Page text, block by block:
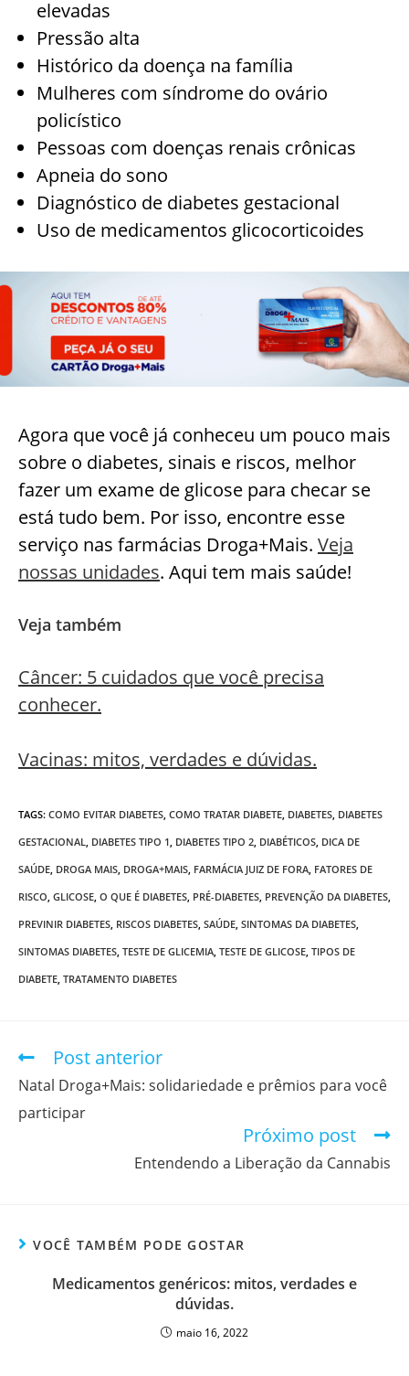
elevadas
Pressão alta
Histórico da doença na família
Mulheres com síndrome do ovário
policístico
Pessoas com doenças renais crônicas
Apneia do sono
Diagnóstico de diabetes gestacional
Uso de medicamentos glicocorticoides
Agora que você já conheceu um pouco mais
sobre o diabetes, sinais e riscos, melhor
fazer um exame de glicose para checar se
está tudo bem. Por isso, encontre esse
serviço nas farmácias Droga+Mais. Veja
nossas unidades. Aqui tem mais saúde!
Veja também
Câncer: 5 cuidados que você precisa
conhecer.
Vacinas: mitos, verdades e dúvidas.
TAGS: COMO EVITAR DIABETES, COMO TRATAR DIABETE, DIABETES, DIABETES
GESTACIONAL, DIABETES TIPO 1, DIABETES TIPO 2, DIABÉTICOS, DICA DE
SAÚDE, DROGA MAIS, DROGA+MAIS, FARMÁCIA JUIZ DE FORA, FATORES DE
RISCO, GLICOSE, O QUE É DIABETES, PRÉ-DIABETES, PREVENÇÃO DA DIABETES,
PREVINIR DIABETES, RISCOS DIABETES, SAÚDE, SINTOMAS DA DIABETES,
SINTOMAS DIABETES, TESTE DE GLICEMIA, TESTE DE GLICOSE, TIPOS DE
DIABETE, TRATAMENTO DIABETES
Post anterior
Natal Droga+Mais: solidariedade e prêmios para você
participar
Próximo post
Entendendo a Liberação da Cannabis
VOCÊ TAMBÉM PODE GOSTAR
Medicamentos genéricos: mitos, verdades e
dúvidas.
maio 16, 2022